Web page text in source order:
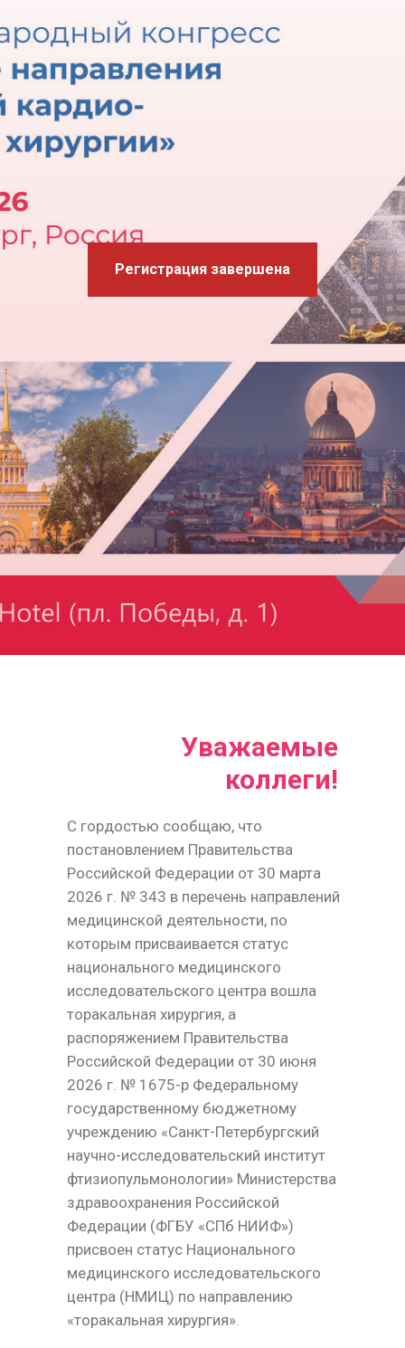
Регистрация завершена
Уважаемые
коллеги!
С гордостью сообщаю, что
постановлением Правительства
Российской Федерации от 30 марта
2026 г. № 343 в перечень направлений
медицинской деятельности, по
которым присваивается статус
национального медицинского
исследовательского центра вошла
торакальная хирургия, а
распоряжением Правительства
Российской Федерации от 30 июня
2026 г. № 1675-р Федеральному
государственному бюджетному
учреждению «Санкт-Петербургский
научно-исследовательский институт
фтизиопульмонологии» Министерства
здравоохранения Российской
Федерации (ФГБУ «СПб НИИФ»)
присвоен статус Национального
медицинского исследовательского
центра (НМИЦ) по направлению
«торакальная хирургия».